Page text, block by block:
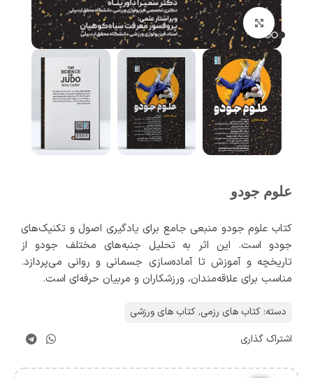
برای بزرگنمایی کلیک کنید
علوم جودو
کتاب علوم جودو منبعی جامع برای یادگیری اصول و تکنیک‌های
جودو است. این اثر به تحلیل جنبه‌های مختلف جودو از
تاریخچه و آموزش تا آماده‌سازی جسمانی و روانی می‌پردازد.
مناسب برای علاقه‌مندان، ورزشکاران و مربیان حرفه‌ای است.
دسته: کتاب های رزمی,کتاب های ورزشی
اشتراک گذاری